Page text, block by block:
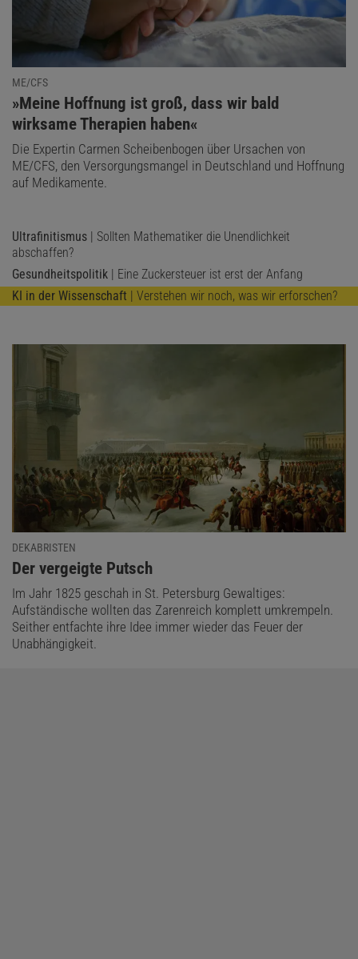
ME/CFS
:
»Meine Hoffnung ist groß, dass wir bald
wirksame Therapien haben«
Die Expertin Carmen Scheibenbogen über Ursachen von
ME/CFS, den Versorgungsmangel in Deutschland und Hoffnung
auf Medikamente.
Ultrafinitismus | Sollten Mathematiker die Unendlichkeit
abschaffen?
Gesundheitspolitik | Eine Zuckersteuer ist erst der Anfang
KI in der Wissenschaft | Verstehen wir noch, was wir erforschen?
DEKABRISTEN
:
Der vergeigte Putsch
Im Jahr 1825 geschah in St. Petersburg Gewaltiges:
Aufständische wollten das Zarenreich komplett umkrempeln.
Seither entfachte ihre Idee immer wieder das Feuer der
Unabhängigkeit.